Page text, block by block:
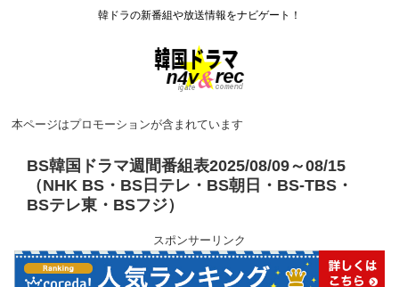
韓ドラの新番組や放送情報をナビゲート！
本ページはプロモーションが含まれています
BS韓国ドラマ週間番組表2025/08/09～08/15
（NHK BS・BS日テレ・BS朝日・BS-TBS・
BSテレ東・BSフジ）
スポンサーリンク